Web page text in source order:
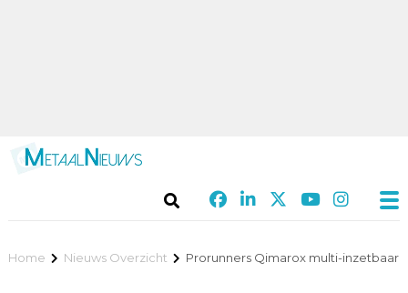
Home Nieuws Overzicht Prorunners Qimarox multi-inzetbaar